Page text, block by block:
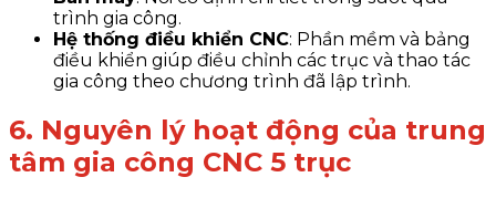
trình gia công.
Hệ thống điều khiển CNC: Phần mềm và bảng
điều khiển giúp điều chỉnh các trục và thao tác
gia công theo chương trình đã lập trình.
6. Nguyên lý hoạt động của trung
tâm gia công CNC 5 trục